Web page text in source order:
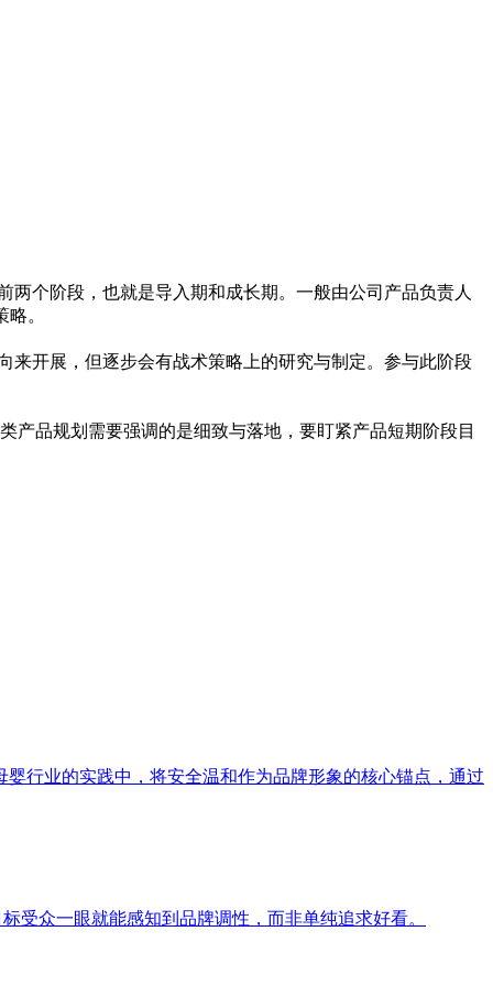
个阶段，也就是导入期和成长期。一般由公司产品负责人
。
来开展，但逐步会有战术策略上的研究与制定。参与此阶段
产品规划需要强调的是细致与落地，要盯紧产品短期阶段目
行业的实践中，将安全温和作为品牌形象的核心锚点，通过
众一眼就能感知到品牌调性，而非单纯追求好看。